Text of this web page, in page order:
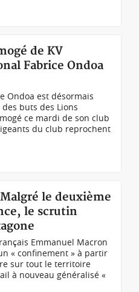
de KV
Fabrice Ondoa
Ondoa est désormais
buts des Lions
ce mardi de son club
du club reprochent
le deuxième
le scrutin
Emmanuel Macron
« confinement » à partir
sur tout le territoire
à nouveau généralisé «